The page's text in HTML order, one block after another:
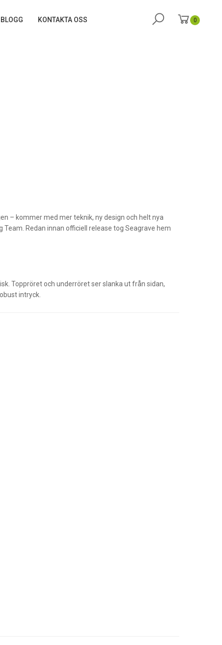
BLOGG KONTAKTA OSS 0
– kommer med mer teknik, ny design och helt nya
Redan innan officiell release tog Seagrave hem
Toppröret och underröret ser slanka ut från sidan,
intryck.